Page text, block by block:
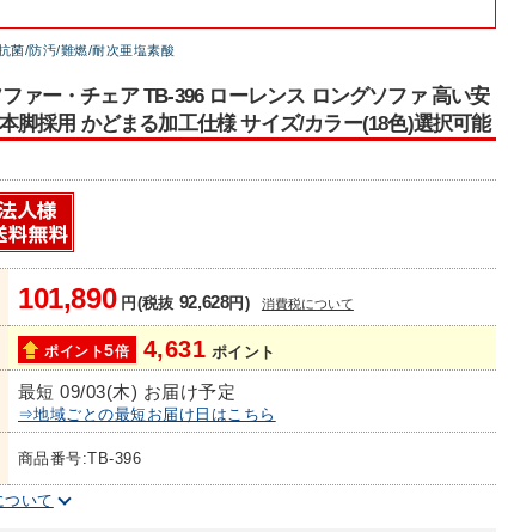
菌/防汚/難燃/耐次亜塩素酸
ァー・チェア TB-396 ローレンス ロングソファ 高い安
脚採用 かどまる加工仕様 サイズ/カラー(18色)選択可能
101,890円(税抜 92,628円) 消費税について
ポイント5倍 4,631 ポイント
最短 09/03(木) お届け予定
⇒地域ごとの最短お届け日はこちら
商品番号:TB-396
ついて